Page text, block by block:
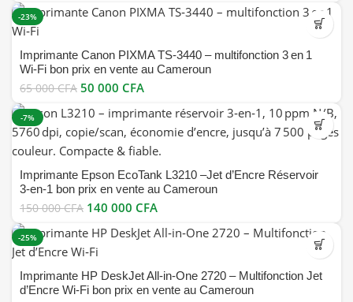
-23%
Imprimante Canon PIXMA TS‑3440 – multifonction 3 en 1
Wi‑Fi bon prix en vente au Cameroun
65 000CFA 50 000 CFA
-7%
Imprimante Epson EcoTank L3210 –Jet d’Encre Réservoir
3‑en‑1 bon prix en vente au Cameroun
150 000CFA 140 000 CFA
-25%
Imprimante HP DeskJet All‑in‑One 2720 – Multifonction Jet
d’Encre Wi‑Fi bon prix en vente au Cameroun